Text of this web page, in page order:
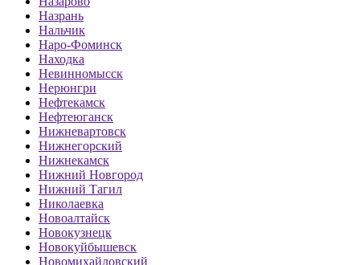
Назрань
Нальчик
Наро-Фоминск
Находка
Невинномысск
Нерюнгри
Нефтекамск
Нефтеюганск
Нижневартовск
Нижнегорский
Нижнекамск
Нижний Новгород
Нижний Тагил
Николаевка
Новоалтайск
Новокузнецк
Новокуйбышевск
Новомихайловский